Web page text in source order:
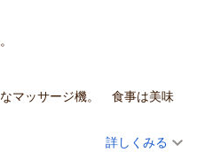
させて頂きました。
高」とのお言葉を頂戴し、
間ができました際には、
。次回はより快適にお過ごし
。
お待ちしております。
がとうございました。
います。
ったとのこと、
い、私どもも本当に嬉しく、
しく召し上がっていただけ、
マッサージ機。 食事は美味
（投稿日：2025/12/02）
詳しくみる